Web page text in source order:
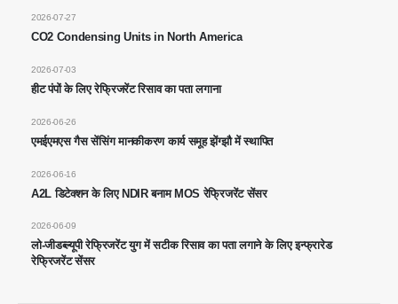
CO2 Condensing Units in North America
2026-07-27
हीट पंपों के लिए रेफ्रिजरेंट रिसाव का पता लगाना
2026-07-03
एमईएमएस गैस सेंसिंग मानकीकरण कार्य समूह झेंग्झौ में स्थापित
2026-06-26
A2L डिटेक्शन के लिए NDIR बनाम MOS रेफ्रिजरेंट सेंसर
2026-06-16
लो-जीडब्ल्यूपी रेफ्रिजरेंट युग में सटीक रिसाव का पता लगाने के लिए इन्फ्रारेड
रेफ्रिजरेंट सेंसर
2026-06-09
Whatsapp: +8618595618735
WeChat: 18569903598
WeChat